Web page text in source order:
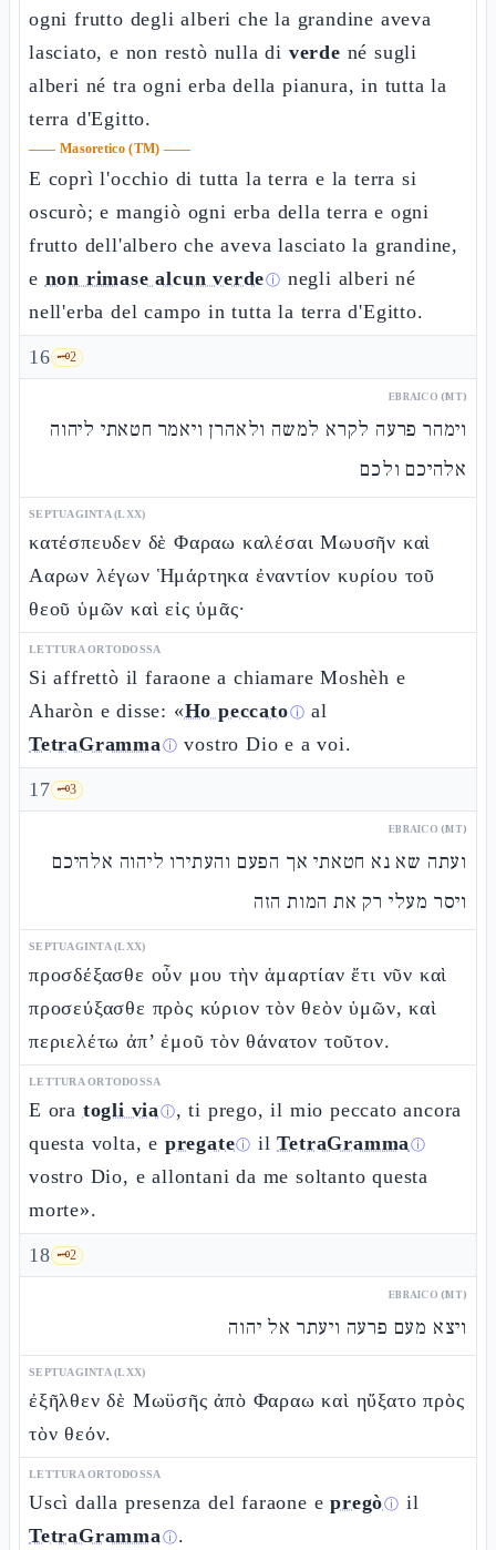
ogni frutto degli alberi che la grandine aveva
lasciato, e non restò nulla di verde né sugli
alberi né tra ogni erba della pianura, in tutta la
terra d'Egitto.
—— Masoretico (TM) ——
E coprì l'occhio di tutta la terra e la terra si
oscurò; e mangiò ogni erba della terra e ogni
frutto dell'albero che aveva lasciato la grandine,
e non rimase alcun verdeⓘ negli alberi né
nell'erba del campo in tutta la terra d'Egitto.
16 🗝️2
EBRAICO (MT)
וימהר פרעה לקרא למשה ולאהרן ויאמר חטאתי ליהוה
אלהיכם ולכם
SEPTUAGINTA (LXX)
κατέσπευδεν δὲ Φαραω καλέσαι Μωυσῆν καὶ
Ααρων λέγων Ἡμάρτηκα ἐναντίον κυρίου τοῦ
θεοῦ ὑμῶν καὶ εἰς ὑμᾶς·
LETTURA ORTODOSSA
Si affrettò il faraone a chiamare Moshèh e
Aharòn e disse: «Ho peccatoⓘ al
TetraGrammaⓘ vostro Dio e a voi.
17 🗝️3
EBRAICO (MT)
ועתה שא נא חטאתי אך הפעם והעתירו ליהוה אלהיכם
ויסר מעלי רק את המות הזה
SEPTUAGINTA (LXX)
προσδέξασθε οὖν μου τὴν ἁμαρτίαν ἔτι νῦν καὶ
προσεύξασθε πρὸς κύριον τὸν θεὸν ὑμῶν, καὶ
περιελέτω ἀπ’ ἐμοῦ τὸν θάνατον τοῦτον.
LETTURA ORTODOSSA
E ora togli viaⓘ, ti prego, il mio peccato ancora
questa volta, e pregateⓘ ilTetraGrammaⓘ
vostro Dio, e allontani da me soltanto questa
morte».
18 🗝️2
EBRAICO (MT)
ויצא מעם פרעה ויעתר אל יהוה
SEPTUAGINTA (LXX)
ἐξῆλθεν δὲ Μωϋσῆς ἀπὸ Φαραω καὶ ηὔξατο πρὸς
τὸν θεόν.
LETTURA ORTODOSSA
Uscì dalla presenza del faraone epregòⓘ il
TetraGrammaⓘ.